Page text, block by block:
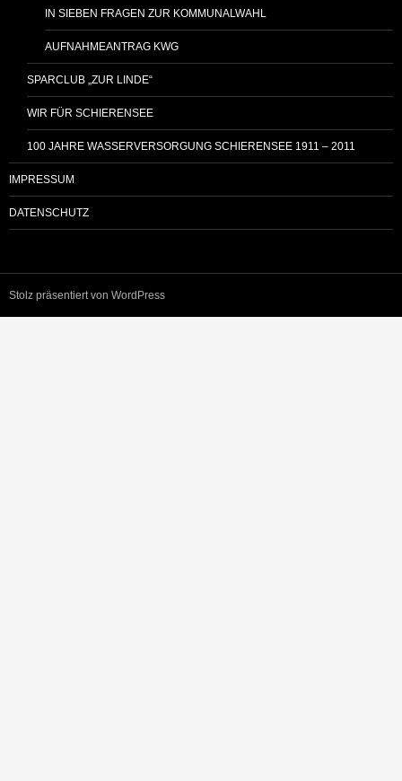
IN SIEBEN FRAGEN ZUR KOMMUNALWAHL
AUFNAHMEANTRAG KWG
SPARCLUB „ZUR LINDE“
WIR FÜR SCHIERENSEE
100 JAHRE WASSERVERSORGUNG SCHIERENSEE 1911 – 2011
IMPRESSUM
DATENSCHUTZ
Stolz präsentiert von WordPress